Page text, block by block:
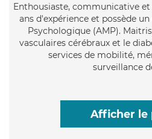
Enthousiaste, communicative et
ans d'expérience et possède
Psychologique (AMP).
vasculaires cérébraux et le
services de mobilité,
surveillance
Afficher le